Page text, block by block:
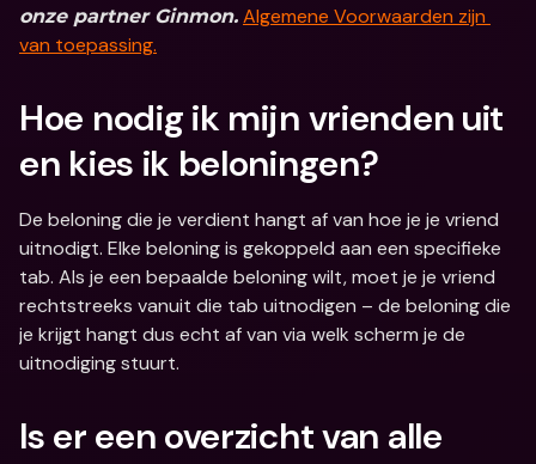
onze partner Ginmon. Algemene Voorwaarden zijn
van toepassing.
Hoe nodig ik mijn vrienden uit
en kies ik beloningen?
De beloning die je verdient hangt af van hoe je je vriend
uitnodigt. Elke beloning is gekoppeld aan een specifieke
tab. Als je een bepaalde beloning wilt, moet je je vriend
rechtstreeks vanuit die tab uitnodigen – de beloning die
je krijgt hangt dus echt af van via welk scherm je de
uitnodiging stuurt.
Is er een overzicht van alle